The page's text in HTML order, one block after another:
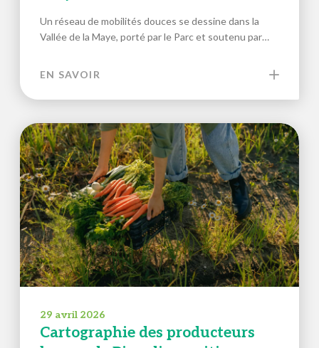
Un réseau de mobilités douces se dessine dans la
Vallée de la Maye, porté par le Parc et soutenu par…
EN SAVOIR
29 avril 2026
Cartographie des producteurs